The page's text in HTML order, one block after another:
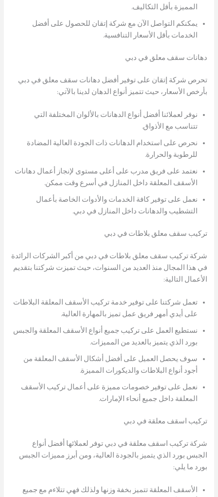
المميزة بأقل التكاليف.
يمكنكم التواصل الآن مع شركة إتقان للحصول على أفضل
الخدمات بأقل الأسعار التنافسية.
دهانات سقف معلق في دبي
تحرص شركة إتقان على توفير أفضل دهانات سقف معلق في دبي
بأرخص الأسعار، حيث تتميز أنواع الدهان لدينا بالآتي:
نوفر لعملائنا أفضل أنواع الدهانات بالألوان المختلفة التي
تتناسب مع الأذواق.
نحرص على استخدام الدهانات ذات الجودة العالية المضادة
للرطوبة والحرارة.
نعتمد على فريق مدرب على أعلى مستوى لإنجاز أعمال دهانات
الأسقف المعلقة داخل المنازل في أسرع وقت ممكن.
نعمل على توفير كافة الخدمات والأدوات الخاصة بأعمال
التشطيب والدهانات داخل المنازل في دبي.
تركيب سقف معلق بلاطات في دبي
شركة تركيب سقف معلق بلاطات في دبي من أكبر الشركات الرائدة
في هذا المجال منذ العديد من السنوات، حيث تميزت شركتنا بتقديم
الأعمال التالية:
تعمل شركتنا على توفير خدمة تركيب الأسقف المعلقة البلاطات
على أيدي أمهر فريق عمل تميز بالمهارة العالية.
نستطيع العمل على تركيب جميع أنواع الأسقف المعلقة والجبس
بورد الذي يتميز بالعديد من المميزات.
سوف يحصل العميل على أفضل أشكال الأسقف المعلقة من
أجود أنواع البلاطات والديكورات المميزة.
نعمل على توفير خصومات مميزة على أعمال تركيب الأسقف
المعلقة داخل جميع أنحاء الإمارات.
تركيب اسقف معلقة في دبي
شركة تركيب اسقف معلقة في دبي توفر لعملائها أفضل أنواع
الجبس بورد الذي يتميز بالجودة العالية، ومن أبرز مميزات الجبس
بورد ما يلي:
الأسقف المعلقة تتميز بخفة وزنها ولذلك فهي تتلاءم مع جميع